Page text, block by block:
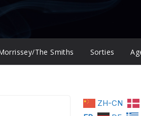
The Smiths Sorties
ZH-CN